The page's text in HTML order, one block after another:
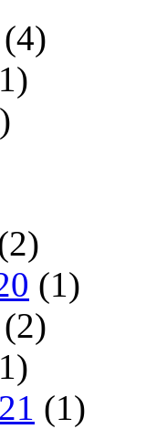
(4)
(1)
(2)
(1)